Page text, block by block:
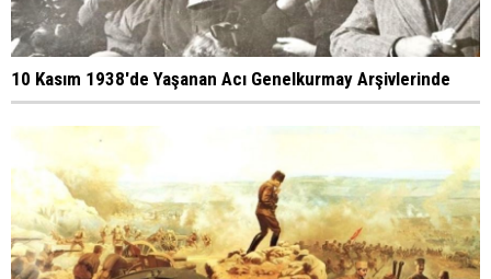
10 Kasım 1938'de Yaşanan Acı Genelkurmay Arşivlerinde